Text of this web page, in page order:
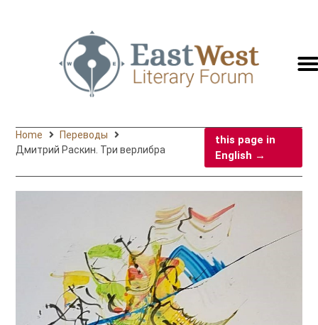
Home
Переводы
Дмитрий Раскин. Три верлибра
this page in
English →